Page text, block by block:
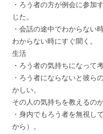
・ろう者の方が例会に参加
じた。
・会話の途中でわからない
わからない時にすぐ聞く。
生活
・ろう者の気持ちになって
・ろう者にならないと彼ら
かしい。
その人の気持ちを教えるのが
・身内でもろう者を無視し
から）。